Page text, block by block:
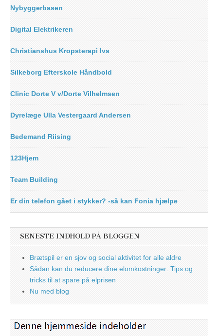
Nybyggerbasen
Digital Elektrikeren
Christianshus Kropsterapi Ivs
Silkeborg Efterskole Håndbold
Clinic Dorte V v/Dorte Vilhelmsen
Dyrelæge Ulla Vestergaard Andersen
Bedemand Riising
123Hjem
Team Building
Er din telefon gået i stykker? -så kan Fonia hjælpe
SENESTE INDHOLD PÅ BLOGGEN
Brætspil er en sjov og social aktivitet for alle aldre
Sådan kan du reducere dine elomkostninger: Tips og
tricks til at spare på elprisen
Nu med blog